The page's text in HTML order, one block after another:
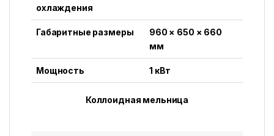
охлаждения
Габаритные размеры
960 × 650 × 660
мм
Мощность 1 кВт
Коллоидная мельница